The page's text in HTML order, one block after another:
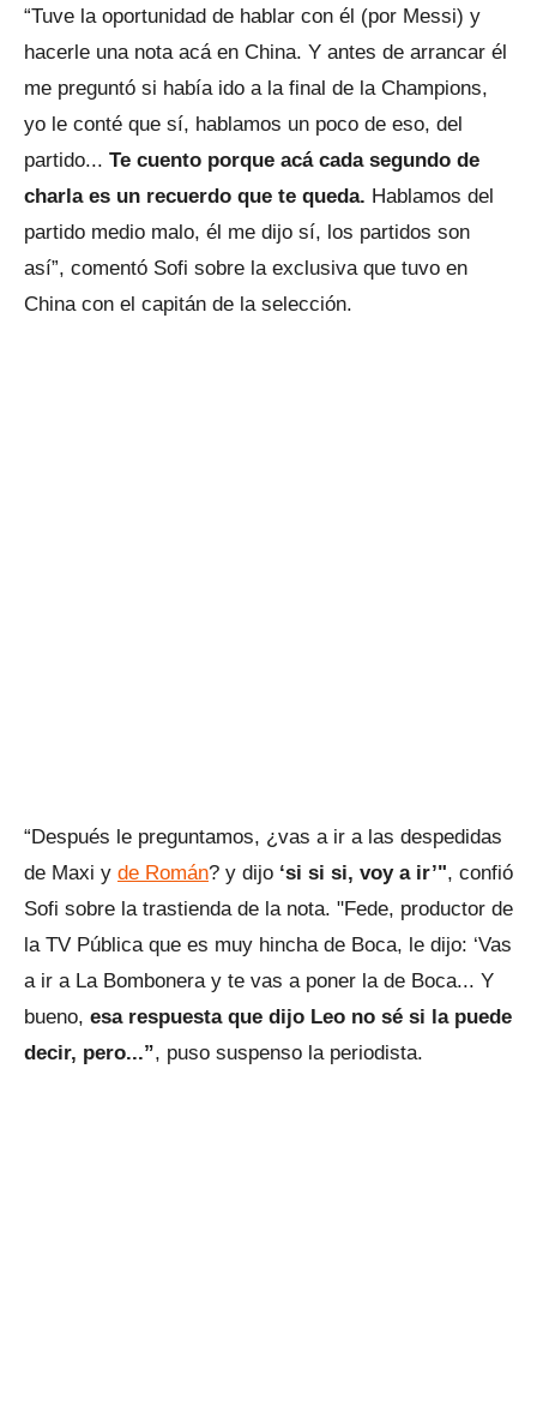
“Tuve la oportunidad de hablar con él (por Messi) y
hacerle una nota acá en China. Y antes de arrancar él
me preguntó si había ido a la final de la Champions,
yo le conté que sí, hablamos un poco de eso, del
partido... Te cuento porque acá cada segundo de
charla es un recuerdo que te queda. Hablamos del
partido medio malo, él me dijo sí, los partidos son
así”, comentó Sofi sobre la exclusiva que tuvo en
China con el capitán de la selección.
“Después le preguntamos, ¿vas a ir a las despedidas
de Maxi y de Román? y dijo ‘si si si, voy a ir’", confió
Sofi sobre la trastienda de la nota. "Fede, productor de
la TV Pública que es muy hincha de Boca, le dijo: ‘Vas
a ir a La Bombonera y te vas a poner la de Boca... Y
bueno, esa respuesta que dijo Leo no sé si la puede
decir, pero...”, puso suspenso la periodista.